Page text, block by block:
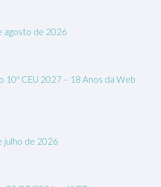
agosto de 2026
10º CEU 2027 – 18 Anos da Web
julho de 2026